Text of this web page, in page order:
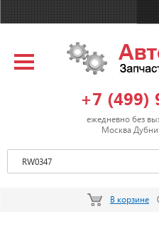
+7 (499)
ежедневно без
Москва
В корзине